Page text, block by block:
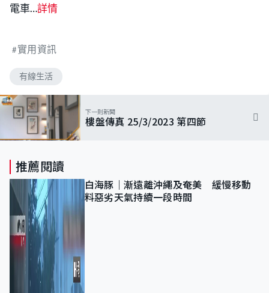
電車…詳情
實用資訊
有線生活
下一則新聞
樓盤傳真 25/3/2023 第四節
推薦閱讀
白海豚｜漸遠離沖繩及奄美 緩慢移動
料惡劣天氣持續一段時間